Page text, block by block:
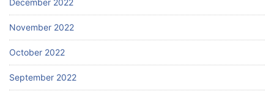
November 2022
October 2022
September 2022